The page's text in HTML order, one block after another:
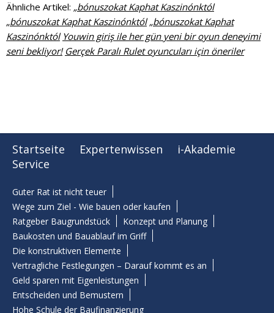
Ähnliche Artikel: „bónuszokat Kaphat Kaszinónktól
„bónuszokat Kaphat Kaszinónktól „bónuszokat Kaphat
Kaszinónktól Youwin giriş ile her gün yeni bir oyun deneyimi
seni bekliyor! Gerçek Paralı Rulet oyuncuları için öneriler
Startseite Expertenwissen
i-Akademie
Service
Guter Rat ist nicht teuer
Wege zum Ziel - Wie bauen oder kaufen
Ratgeber Baugrundstück
Konzept und Planung
Baukosten und Bauablauf im Griff
Die konstruktiven Elemente
Vertragliche Festlegungen – Darauf kommt es an
Geld sparen mit Eigenleistungen
Entscheiden und Bemustern
Hohe Schule der Baufinanzierung